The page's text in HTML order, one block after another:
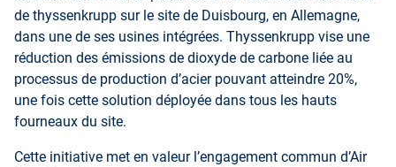
de thyssenkrupp sur le site de Duisbourg, en Allemagne,
dans une de ses usines intégrées. Thyssenkrupp vise une
réduction des émissions de dioxyde de carbone liée au
processus de production d’acier pouvant atteindre 20%,
une fois cette solution déployée dans tous les hauts
fourneaux du site.
Cette initiative met en valeur l’engagement commun d’Air